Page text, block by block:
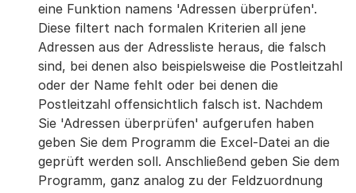
eine Funktion namens 'Adressen überprüfen'.
Diese filtert nach formalen Kriterien all jene
Adressen aus der Adressliste heraus, die falsch
sind, bei denen also beispielsweise die Postleitzahl
oder der Name fehlt oder bei denen die
Postleitzahl offensichtlich falsch ist. Nachdem
Sie 'Adressen überprüfen' aufgerufen haben
geben Sie dem Programm die Excel-Datei an die
geprüft werden soll. Anschließend geben Sie dem
Programm, ganz analog zu der Feldzuordnung